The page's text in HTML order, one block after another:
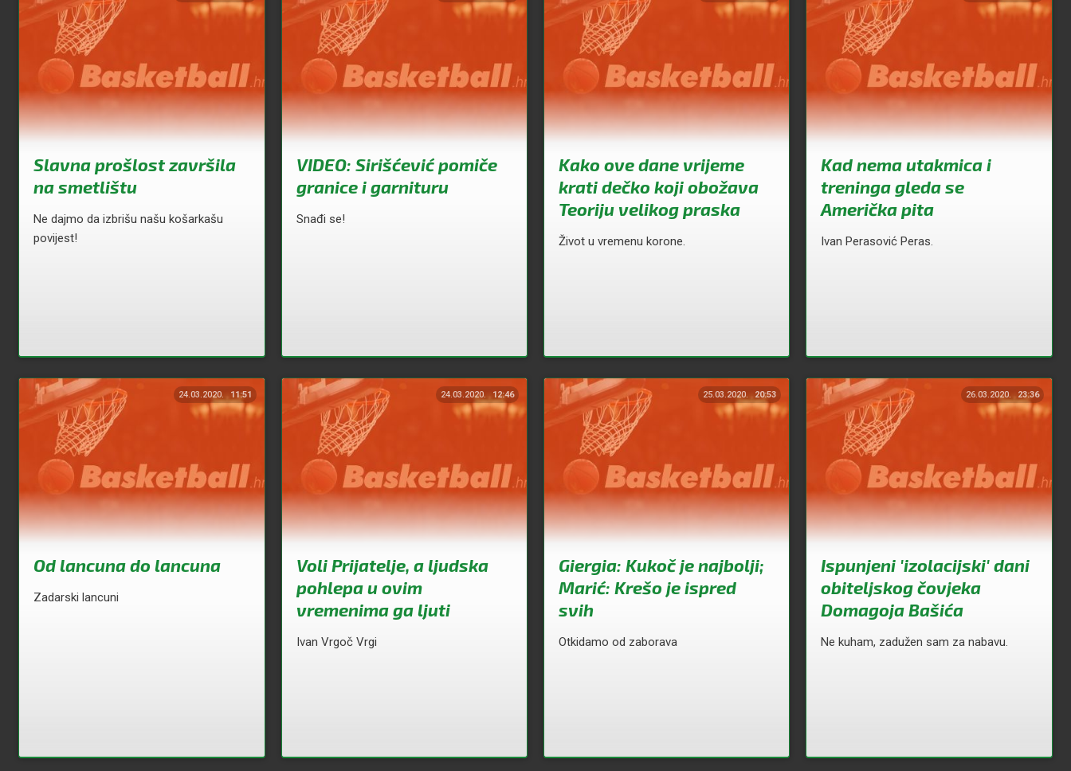
Slavna prošlost završila
na smetlištu
Ne dajmo da izbrišu našu košarkašu
povijest!
VIDEO: Sirišćević pomiče
granice i garnituru
Snađi se!
Kako ove dane vrijeme
krati dečko koji obožava
Teoriju velikog praska
Život u vremenu korone.
Kad nema utakmica i
treninga gleda se
Američka pita
Ivan Perasović Peras.
24.03.2020. 11:51
Od lancuna do lancuna
Zadarski lancuni
24.03.2020. 12:46
Voli Prijatelje, a ljudska
pohlepa u ovim
vremenima ga ljuti
Ivan Vrgoč Vrgi
25.03.2020. 20:53
Giergia: Kukoč je najbolji;
Marić: Krešo je ispred
svih
Otkidamo od zaborava
26.03.2020. 23:36
Ispunjeni 'izolacijski' dani
obiteljskog čovjeka
Domagoja Bašića
Ne kuham, zadužen sam za nabavu.